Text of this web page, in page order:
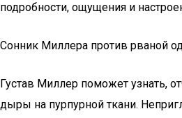
подробности, ощущения и
Сонник Миллера против рваной
Густав Миллер поможет узнать,
дыры на пурпурной ткани.